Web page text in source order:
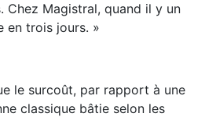
Chez Magistral, quand il y un
en trois jours. »
le surcoût, par rapport à une
classique bâtie selon les